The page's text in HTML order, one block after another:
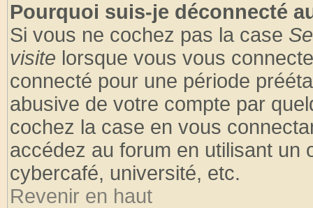
Pourquoi suis-je déconnecté
Si vous ne cochez pas la case
visite lorsque vous vous
connecté pour une période
abusive de votre compte par
cochez la case en vous
accédez au forum en utilisant un
cybercafé, université, etc.
Revenir en haut